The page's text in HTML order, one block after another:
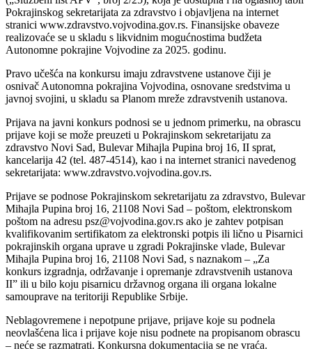
Pokrajinskog sekretarijata za zdravstvo i objavljena na internet
stranici www.zdravstvo.vojvodina.gov.rs. Finansijske obaveze
realizovaće se u skladu s likvidnim mogućnostima budžeta
Autonomne pokrajine Vojvodine za 2025. godinu.
Pravo učešća na konkursu imaju zdravstvene ustanove čiji je
osnivač Autonomna pokrajina Vojvodina, osnovane sredstvima u
javnoj svojini, u skladu sa Planom mreže zdravstvenih ustanova.
Prijava na javni konkurs podnosi se u jednom primerku, na obrascu
prijave koji se može preuzeti u Pokrajinskom sekretarijatu za
zdravstvo Novi Sad, Bulevar Mihajla Pupina broj 16, II sprat,
kancelarija 42 (tel. 487-4514), kao i na internet stranici navedenog
sekretarijata: www.zdravstvo.vojvodina.gov.rs.
Prijave se podnose Pokrajinskom sekretarijatu za zdravstvo, Bulevar
Mihajla Pupina broj 16, 21108 Novi Sad – poštom, elektronskom
poštom na adresu psz@vojvodina.gov.rs ako je zahtev potpisan
kvalifikovanim sertifikatom za elektronski potpis ili lično u Pisarnici
pokrajinskih organa uprave u zgradi Pokrajinske vlade, Bulevar
Mihajla Pupina broj 16, 21108 Novi Sad, s naznakom – „Za
konkurs izgradnja, održavanje i opremanje zdravstvenih ustanova
II” ili u bilo koju pisarnicu državnog organa ili organa lokalne
samouprave na teritoriji Republike Srbije.
Neblagovremene i nepotpune prijave, prijave koje su podnela
neovlašćena lica i prijave koje nisu podnete na propisanom obrascu
– neće se razmatrati. Konkursna dokumentacija se ne vraća.